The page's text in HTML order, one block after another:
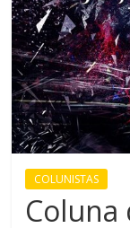
COLUNISTAS
Coluna